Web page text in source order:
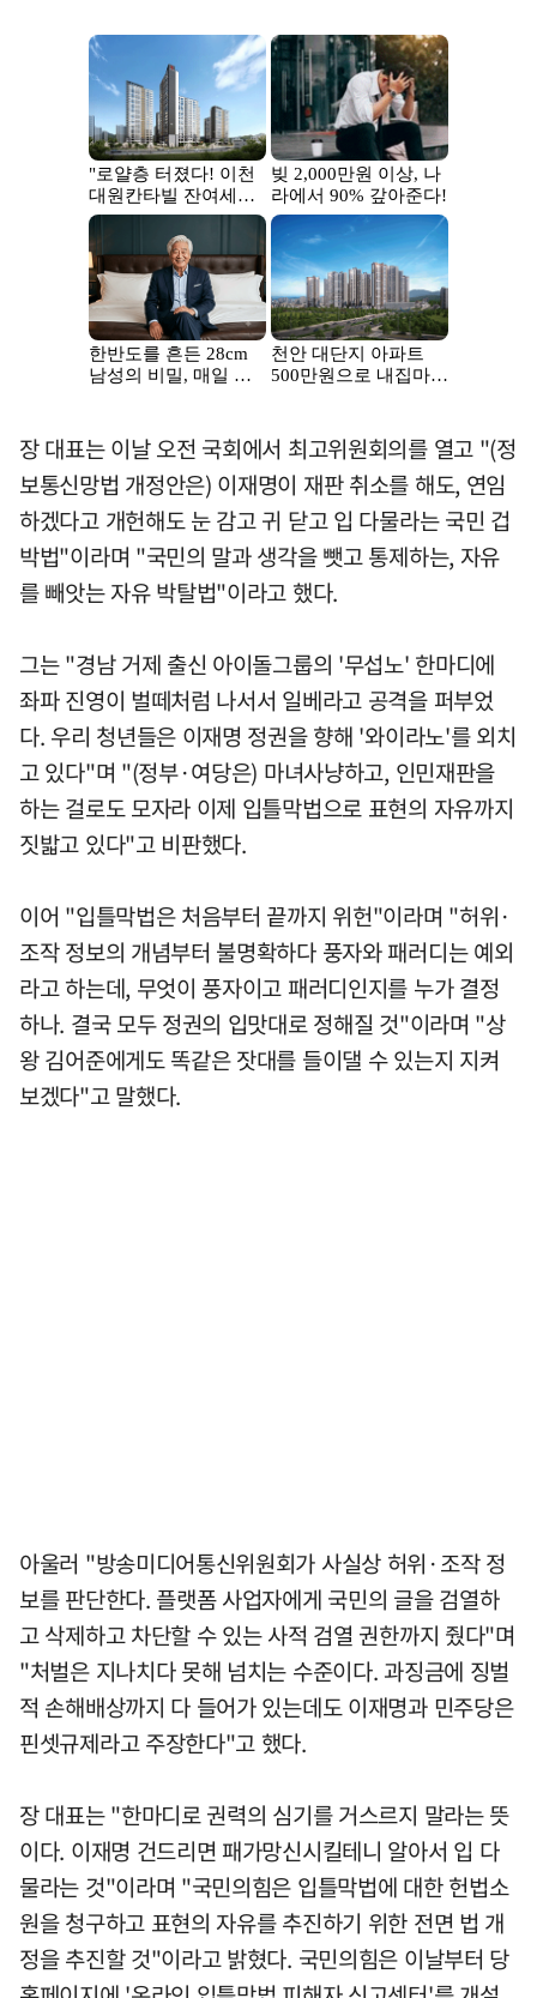
장 대표는 이날 오전 국회에서 최고위원회의를 열고 "(정
보통신망법 개정안은) 이재명이 재판 취소를 해도, 연임
하겠다고 개헌해도 눈 감고 귀 닫고 입 다물라는 국민 겁
박법"이라며 "국민의 말과 생각을 뺏고 통제하는, 자유
를 빼앗는 자유 박탈법"이라고 했다.
그는 "경남 거제 출신 아이돌그룹의 '무섭노' 한마디에
좌파 진영이 벌떼처럼 나서서 일베라고 공격을 퍼부었
다. 우리 청년들은 이재명 정권을 향해 '와이라노'를 외치
고 있다"며 "(정부·여당은) 마녀사냥하고, 인민재판을
하는 걸로도 모자라 이제 입틀막법으로 표현의 자유까지
짓밟고 있다"고 비판했다.
이어 "입틀막법은 처음부터 끝까지 위헌"이라며 "허위·
조작 정보의 개념부터 불명확하다 풍자와 패러디는 예외
라고 하는데, 무엇이 풍자이고 패러디인지를 누가 결정
하나. 결국 모두 정권의 입맛대로 정해질 것"이라며 "상
왕 김어준에게도 똑같은 잣대를 들이댈 수 있는지 지켜
보겠다"고 말했다.
아울러 "방송미디어통신위원회가 사실상 허위·조작 정
보를 판단한다. 플랫폼 사업자에게 국민의 글을 검열하
고 삭제하고 차단할 수 있는 사적 검열 권한까지 줬다"며
"처벌은 지나치다 못해 넘치는 수준이다. 과징금에 징벌
적 손해배상까지 다 들어가 있는데도 이재명과 민주당은
핀셋규제라고 주장한다"고 했다.
장 대표는 "한마디로 권력의 심기를 거스르지 말라는 뜻
이다. 이재명 건드리면 패가망신시킬테니 알아서 입 다
물라는 것"이라며 "국민의힘은 입틀막법에 대한 헌법소
원을 청구하고 표현의 자유를 추진하기 위한 전면 법 개
정을 추진할 것"이라고 밝혔다. 국민의힘은 이날부터 당